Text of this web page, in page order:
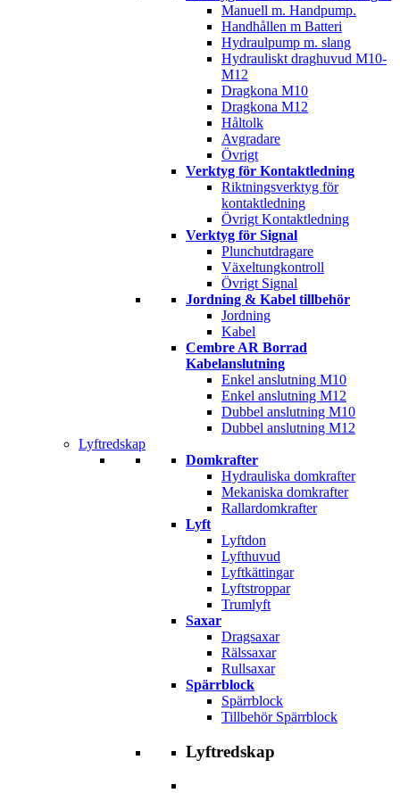
Manuell m. Handpump.
Handhållen m Batteri
Hydraulpump m. slang
Hydrauliskt draghuvud M10-
M12
Dragkona M10
Dragkona M12
Håltolk
Avgradare
Övrigt
Verktyg för Kontaktledning
Riktningsverktyg för
kontaktledning
Övrigt Kontaktledning
Verktyg för Signal
Plunchutdragare
Växeltungkontroll
Övrigt Signal
Jordning & Kabel tillbehör
Jordning
Kabel
Cembre AR Borrad
Kabelanslutning
Enkel anslutning M10
Enkel anslutning M12
Dubbel anslutning M10
Dubbel anslutning M12
Lyftredskap
Domkrafter
Hydrauliska domkrafter
Mekaniska domkrafter
Rallardomkrafter
Lyft
Lyftdon
Lyfthuvud
Lyftkättingar
Lyftstroppar
Trumlyft
Saxar
Dragsaxar
Rälssaxar
Rullsaxar
Spärrblock
Spärrblock
Tillbehör Spärrblock
Lyftredskap